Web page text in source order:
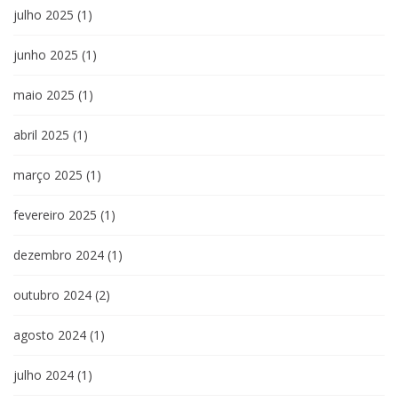
julho 2025 (1)
junho 2025 (1)
maio 2025 (1)
abril 2025 (1)
março 2025 (1)
fevereiro 2025 (1)
dezembro 2024 (1)
outubro 2024 (2)
agosto 2024 (1)
julho 2024 (1)